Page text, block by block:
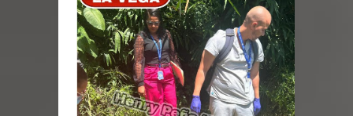
MARIA INFORMA QUE YA ESTAN
ABIERTAS LAS INSCRIPCIONES
Tragedia enluta a Baní: seis personas
fallecen la noche de este lunes en dos